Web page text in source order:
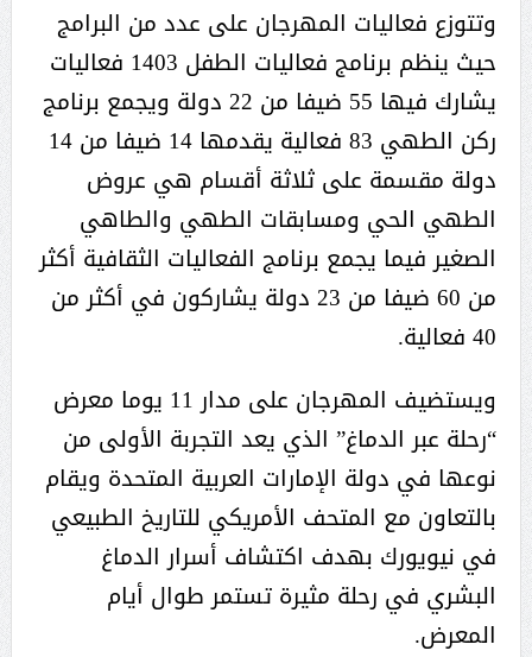
وتتوزع فعاليات المهرجان على عدد من البرامج
حيث ينظم برنامج فعاليات الطفل 1403 فعاليات
يشارك فيها 55 ضيفا من 22 دولة ويجمع برنامج
ركن الطهي 83 فعالية يقدمها 14 ضيفا من 14
دولة مقسمة على ثلاثة أقسام هي عروض
الطهي الحي ومسابقات الطهي والطاهي
الصغير فيما يجمع برنامج الفعاليات الثقافية أكثر
من 60 ضيفا من 23 دولة يشاركون في أكثر من
40 فعالية.
ويستضيف المهرجان على مدار 11 يوما معرض
“رحلة عبر الدماغ” الذي يعد التجربة الأولى من
نوعها في دولة الإمارات العربية المتحدة ويقام
بالتعاون مع المتحف الأمريكي للتاريخ الطبيعي
في نيويورك بهدف اكتشاف أسرار الدماغ
البشري في رحلة مثيرة تستمر طوال أيام
المعرض.